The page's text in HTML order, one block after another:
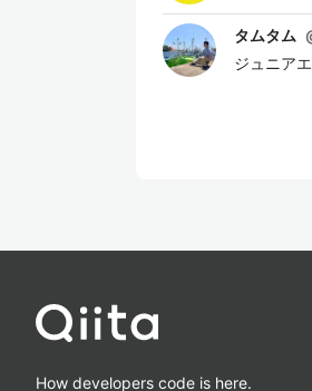
タムタム
ジュニア
How developers code is here.